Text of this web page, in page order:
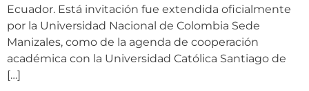
Ecuador. Está invitación fue extendida oficialmente
por la Universidad Nacional de Colombia Sede
Manizales, como de la agenda de cooperación
académica con la Universidad Católica Santiago de
[…]